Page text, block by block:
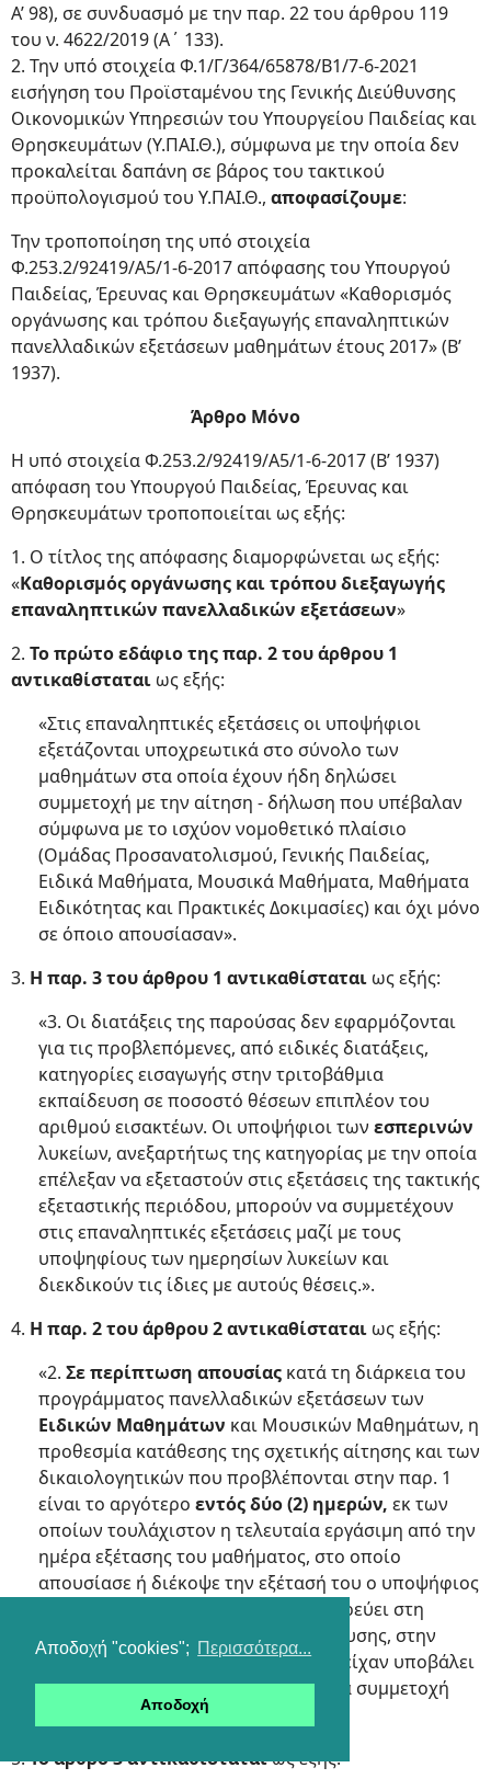
Αποδοχή "cookies"; Περισσότερα...
Αποδοχή
Α’ 98), σε συνδυασμό με την παρ. 22 του άρθρου 119
του ν. 4622/2019 (Α΄ 133).
2. Την υπό στοιχεία Φ.1/Γ/364/65878/Β1/7-6-2021
εισήγηση του Προϊσταμένου της Γενικής Διεύθυνσης
Οικονομικών Υπηρεσιών του Υπουργείου Παιδείας και
Θρησκευμάτων (Υ.ΠΑΙ.Θ.), σύμφωνα με την οποία δεν
προκαλείται δαπάνη σε βάρος του τακτικού
προϋπολογισμού του Υ.ΠΑΙ.Θ., αποφασίζουμε:
Την τροποποίηση της υπό στοιχεία
Φ.253.2/92419/A5/1-6-2017 απόφασης του Υπουργού
Παιδείας, Έρευνας και Θρησκευμάτων «Καθορισμός
οργάνωσης και τρόπου διεξαγωγής επαναληπτικών
πανελλαδικών εξετάσεων μαθημάτων έτους 2017» (Β’
1937).
Άρθρο Μόνο
Η υπό στοιχεία Φ.253.2/92419/A5/1-6-2017 (Β’ 1937)
απόφαση του Υπουργού Παιδείας, Έρευνας και
Θρησκευμάτων τροποποιείται ως εξής:
1. Ο τίτλος της απόφασης διαμορφώνεται ως εξής:
«Καθορισμός οργάνωσης και τρόπου διεξαγωγής
επαναληπτικών πανελλαδικών εξετάσεων»
2. Το πρώτο εδάφιο της παρ. 2 του άρθρου 1
αντικαθίσταται ως εξής:
«Στις επαναληπτικές εξετάσεις οι υποψήφιοι
εξετάζονται υποχρεωτικά στο σύνολο των
μαθημάτων στα οποία έχουν ήδη δηλώσει
συμμετοχή με την αίτηση - δήλωση που υπέβαλαν
σύμφωνα με το ισχύον νομοθετικό πλαίσιο
(Ομάδας Προσανατολισμού, Γενικής Παιδείας,
Ειδικά Μαθήματα, Μουσικά Μαθήματα, Μαθήματα
Ειδικότητας και Πρακτικές Δοκιμασίες) και όχι μόνο
σε όποιο απουσίασαν».
3. Η παρ. 3 του άρθρου 1 αντικαθίσταται ως εξής:
«3. Οι διατάξεις της παρούσας δεν εφαρμόζονται
για τις προβλεπόμενες, από ειδικές διατάξεις,
κατηγορίες εισαγωγής στην τριτοβάθμια
εκπαίδευση σε ποσοστό θέσεων επιπλέον του
αριθμού εισακτέων. Οι υποψήφιοι των εσπερινών
λυκείων, ανεξαρτήτως της κατηγορίας με την οποία
επέλεξαν να εξεταστούν στις εξετάσεις της τακτικής
εξεταστικής περιόδου, μπορούν να συμμετέχουν
στις επαναληπτικές εξετάσεις μαζί με τους
υποψηφίους των ημερησίων λυκείων και
διεκδικούν τις ίδιες με αυτούς θέσεις.».
4. Η παρ. 2 του άρθρου 2 αντικαθίσταται ως εξής:
«2. Σε περίπτωση απουσίας κατά τη διάρκεια του
προγράμματος πανελλαδικών εξετάσεων των
Ειδικών Μαθημάτων και Μουσικών Μαθημάτων, η
προθεσμία κατάθεσης της σχετικής αίτησης και των
δικαιολογητικών που προβλέπονται στην παρ. 1
είναι το αργότερο εντός δύο (2) ημερών, εκ των
οποίων τουλάχιστον η τελευταία εργάσιμη από την
ημέρα εξέτασης του μαθήματος, στο οποίο
απουσίασε ή διέκοψε την εξέτασή του ο υποψήφιος
και κατατίθενται στην ΕΕΔΔΕ που εδρεύει στη
Διεύθυνση Δευτεροβάθμιας Εκπαίδευσης, στην
οποία ανήκει το σχολείο στο οποίο είχαν υποβάλει
την αρχική αίτηση - δήλωσή τους για συμμετοχή
στις πανελλαδικές εξετάσεις.».
5.Το άρθρο 3 αντικαθίσταταιως εξής: